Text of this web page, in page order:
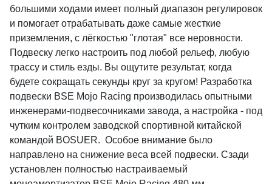
большими ходами имеет полный диапазон регулировок
и помогает отрабатывать даже самые жесткие
приземления, с лёгкостью "глотая" все неровности.
Подвеску легко настроить под любой рельеф, любую
трассу и стиль езды. Вы ощутите результат, когда
будете сокращать секунды круг за кругом! Разработка
подвески BSE Mojo Racing производилась опытными
инженерами-подвесочниками завода, а настройка - под
чутким контролем заводской спортивной китайской
командой BOSUER. Особое внимание было
направлено на снижение веса всей подвески. Сзади
установлен полностью настраиваемый